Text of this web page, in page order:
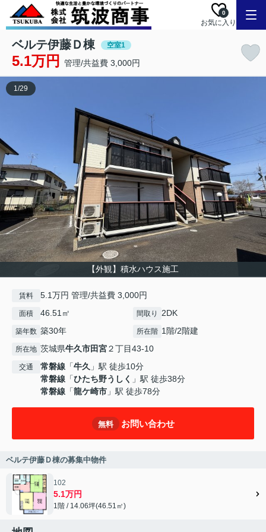
0
お気に入り
ベルテ伊藤Ｄ棟 空室1
5.1万円 管理/共益費 3,000円
【外観】積水ハウス施工
1/29
賃料 5.1万円 管理/共益費 3,000円
面積 46.51㎡ 間取り 2DK
築年数 築30年 所在階 1階/2階建
所在地 茨城県牛久市田宮２丁目43-10
交通 常磐線 「牛久 」駅 徒歩10分
常磐線 「ひたち野うしく 」駅 徒歩38分
常磐線 「龍ケ崎市 」駅 徒歩78分
無料 お問い合わせ
ベルテ伊藤Ｄ棟の募集中物件
102
5.1万円
1階 / 14.06坪(46.51㎡)